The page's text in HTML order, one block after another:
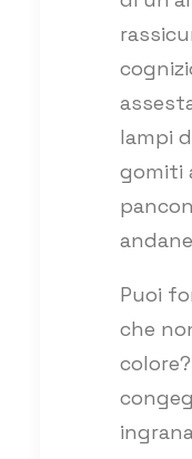
lampi
gomiti
Puoi
che